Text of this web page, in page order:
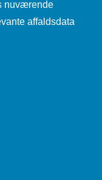
nuværende
affaldsdata